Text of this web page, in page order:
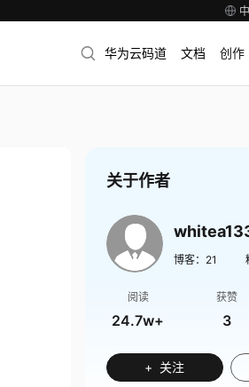
华为云码道 文档 创作
关于作者
博客： 21
阅读
24.7w+
获赞
3
+ 关注